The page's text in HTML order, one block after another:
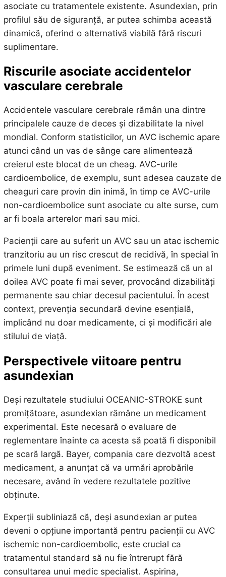
asociate cu tratamentele existente. Asundexian, prin
profilul său de siguranță, ar putea schimba această
dinamică, oferind o alternativă viabilă fără riscuri
suplimentare.
Riscurile asociate accidentelor
vasculare cerebrale
Accidentele vasculare cerebrale rămân una dintre
principalele cauze de deces și dizabilitate la nivel
mondial. Conform statisticilor, un AVC ischemic apare
atunci când un vas de sânge care alimentează
creierul este blocat de un cheag. AVC-urile
cardioembolice, de exemplu, sunt adesea cauzate de
cheaguri care provin din inimă, în timp ce AVC-urile
non-cardioembolice sunt asociate cu alte surse, cum
ar fi boala arterelor mari sau mici.
Pacienții care au suferit un AVC sau un atac ischemic
tranzitoriu au un risc crescut de recidivă, în special în
primele luni după eveniment. Se estimează că un al
doilea AVC poate fi mai sever, provocând dizabilități
permanente sau chiar decesul pacientului. În acest
context, prevenția secundară devine esențială,
implicând nu doar medicamente, ci și modificări ale
stilului de viață.
Perspectivele viitoare pentru
asundexian
Deși rezultatele studiului OCEANIC-STROKE sunt
promițătoare, asundexian rămâne un medicament
experimental. Este necesară o evaluare de
reglementare înainte ca acesta să poată fi disponibil
pe scară largă. Bayer, compania care dezvoltă acest
medicament, a anunțat că va urmări aprobările
necesare, având în vedere rezultatele pozitive
obținute.
Experții subliniază că, deși asundexian ar putea
deveni o opțiune importantă pentru pacienții cu AVC
ischemic non-cardioembolic, este crucial ca
tratamentul standard să nu fie întrerupt fără
consultarea unui medic specialist. Aspirina,